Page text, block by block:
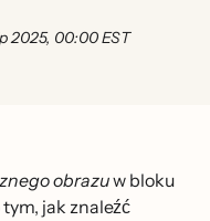
2025, 00:00 EST
obrazuw bloku
jak znaleźć